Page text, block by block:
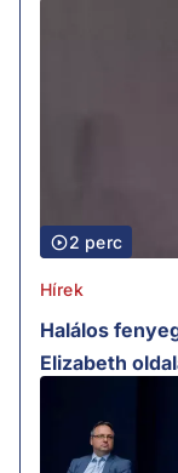
2 perc
Hírek
Halálos
Elizabeth